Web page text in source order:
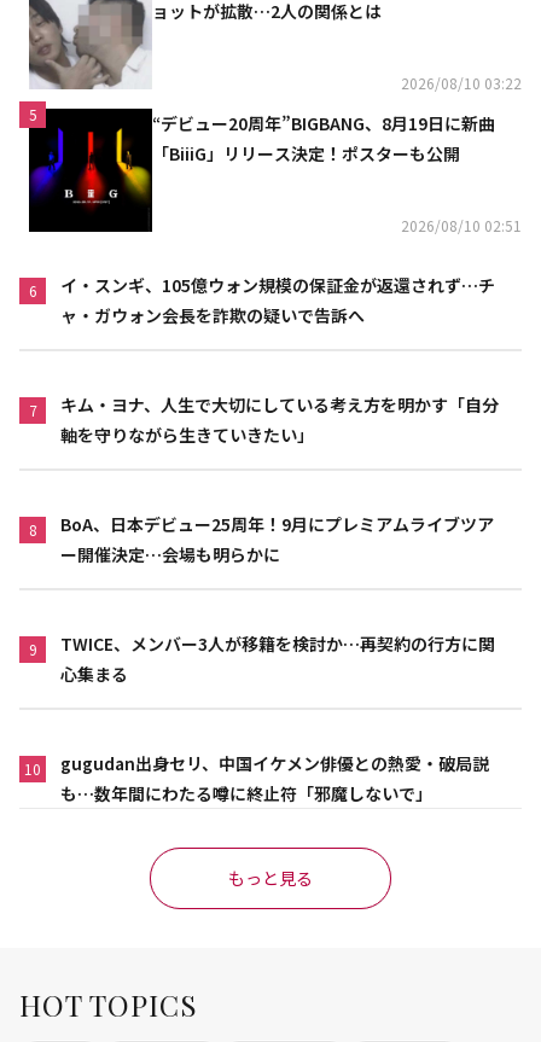
ョットが拡散…2人の関係とは
2026/08/10 03:22
5
“デビュー20周年”BIGBANG、8月19日に新曲
「BiiiG」リリース決定！ポスターも公開
2026/08/10 02:51
6
イ・スンギ、105億ウォン規模の保証金が返還されず…チ
ャ・ガウォン会長を詐欺の疑いで告訴へ
7
キム・ヨナ、人生で大切にしている考え方を明かす「自分
軸を守りながら生きていきたい」
8
BoA、日本デビュー25周年！9月にプレミアムライブツア
ー開催決定…会場も明らかに
9
TWICE、メンバー3人が移籍を検討か…再契約の行方に関
心集まる
10
gugudan出身セリ、中国イケメン俳優との熱愛・破局説
も…数年間にわたる噂に終止符「邪魔しないで」
もっと見る
HOT TOPICS